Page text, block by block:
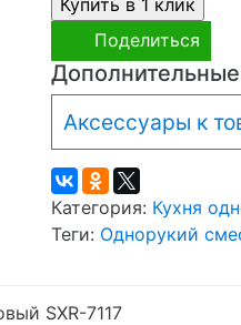
Поделиться
Аксессуары к
Категория: Кухня
Теги: Однорукий
SXR-7117